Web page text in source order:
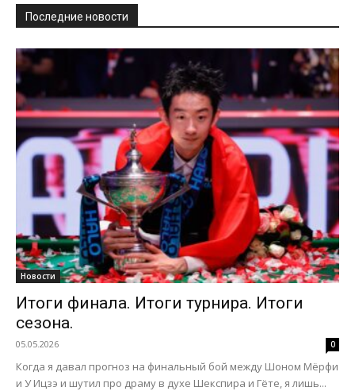
Последние новости
Новости
Итоги финала. Итоги турнира. Итоги
сезона.
05.05.2026 0
Когда я давал прогноз на финальный бой между Шоном Мёрфи
и У Ицзэ и шутил про драму в духе Шекспира и Гёте, я лишь...